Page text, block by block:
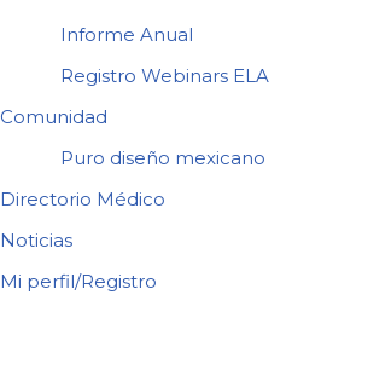
Informe Anual
Registro Webinars ELA
Comunidad
Puro diseño mexicano
Directorio Médico
Noticias
Mi perfil/Registro